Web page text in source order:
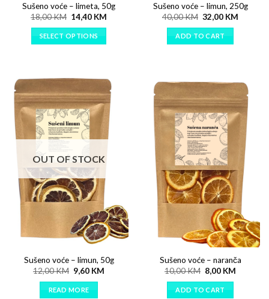
Sušeno voće – limeta, 50g
18,00KM 14,40 KM
SELECT OPTIONS
Sušeno voće – limun, 250g
40,00KM 32,00 KM
ADD TO CART
OUT OF STOCK
Sušeno voće – limun, 50g
12,00KM 9,60 KM
READ MORE
Sušeno voće – naranča
10,00KM 8,00 KM
ADD TO CART